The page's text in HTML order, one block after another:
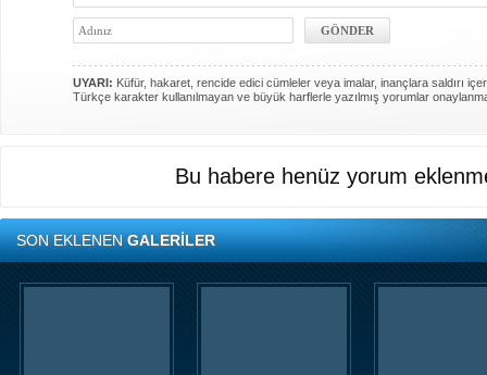
UYARI: Küfür, hakaret, rencide edici cümleler veya imalar, inançlara saldırı
Türkçe karakter kullanılmayan ve büyük harflerle yazılmış yorumlar
Bu habere henüz yorum
SON EKLENENGALERİLER